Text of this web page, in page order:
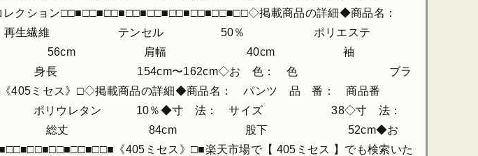
ション□□■□□■□□■□□■□□■□□■□□■□□■□□◇掲載商品の詳細◆商品名：
素 材： 再生繊維 テンセル 50％ ポリエステ
： 着丈 56cm 肩幅 40cm 袖
身長 154cm〜162cm◇お 色： 色 ブラ
ス》□◇掲載商品の詳細◆商品名： パンツ 品 番： 商品番
ポリウレタン 10％◆寸 法： サイズ 38◇寸 法：
総丈 84cm 股下 52cm◆お
ミセス》□■楽天市場で【 405ミセス 】でも検索いた